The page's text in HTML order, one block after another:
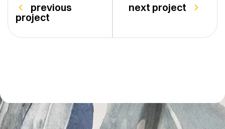
previous
project
next project